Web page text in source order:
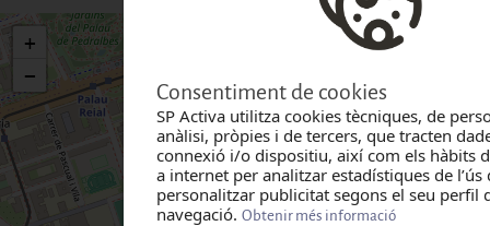
+
−
Consentiment de cookies
SP Activa utilitza cookies tècniques, de
anàlisi, pròpies i de tercers, que tracten
connexió i/o dispositiu, així com els hàbits
a internet per analitzar estadístiques de l’ús
personalitzar publicitat segons el seu perfil
navegació. Obtenir més informació